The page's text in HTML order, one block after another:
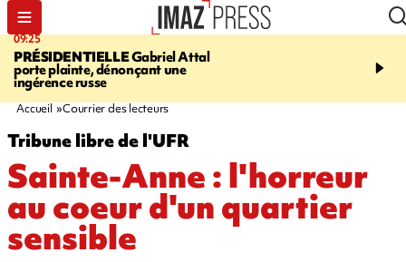
09:25
PRÉSIDENTIELLEGabriel Attal
porte plainte, dénonçant une
ingérence russe
11:43
accident après le virage
Accueil Courrier des lecteurs
Tribune libre de l'UFR
Sainte-Anne : l'horreur
au coeur d'un quartier
sensible